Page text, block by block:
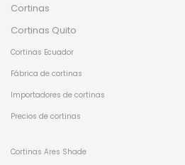
Cortinas
Cortinas Quito
Cortinas Ecuador
Fábrica de cortinas
Importadores de cortinas
Precios de cortinas
Cortinas Ares Shade